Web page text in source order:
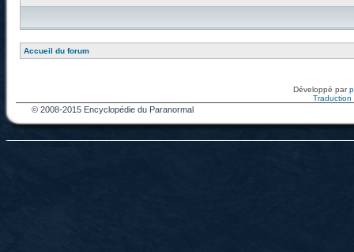
Accueil du forum
Développé par
Traduction
© 2008-2015 Encyclopédie du Paranormal